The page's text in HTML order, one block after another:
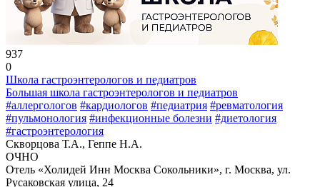
937
0
Школа гастроэнтерологов и педиатров
Большая школа гастроэнтерологов и педиатров
#аллергологов #кардиологов #педиатрия #ревматология
#пульмонология #инфекционные болезни #диетология
#гастроэнтерология
Скворцова Т.А., Геппе Н.А.
ОЧНО
Отель «Холидей Инн Москва Сокольники», г. Москва, ул.
Русаковская улица, 24